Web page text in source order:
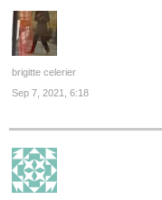
brigitte celerier
Sep 7, 2021, 6:18